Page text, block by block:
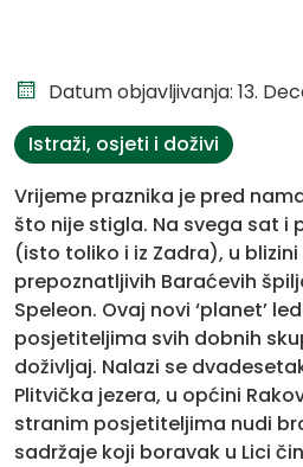
Datum objavljivanja: 13.
Istraži, osjeti i doživi
Vrijeme praznika je pred
što nije stigla. Na svega sat i
(isto toliko i iz Zadra), u
prepoznatljivih Baraćevih
Speleon. Ovaj novi ‘planet’
posjetiteljima svih dobnih
doživljaj. Nalazi se
Plitvička jezera, u općini
stranim posjetiteljima nudi
sadržaje koji boravak u Lici